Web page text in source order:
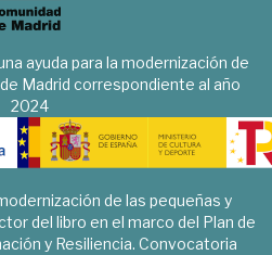
ayuda para la modernización de
Madrid correspondiente al año
2024
de las pequeñas y
del libro en el marco del Plan de
y Resiliencia. Convocatoria